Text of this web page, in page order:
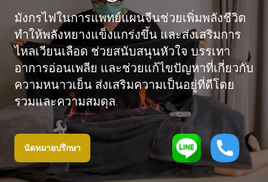
มังกรไฟในการแพทย์แผนจีนช่วยเพิ่มพลังชีวิต
ทำให้พลังหยางแข็งแกร่งขึ้น และส่งเสริมการ
ไหลเวียนเลือด ช่วยสนับสนุนหัวใจ บรรเทา
อาการอ่อนเพลีย และช่วยแก้ไขปัญหาที่เกี่ยวกับ
ความหนาวเย็น ส่งเสริมความเป็นอยู่ที่ดีโดย
รวมและความสมดุล.
นัดหมายปรึกษา